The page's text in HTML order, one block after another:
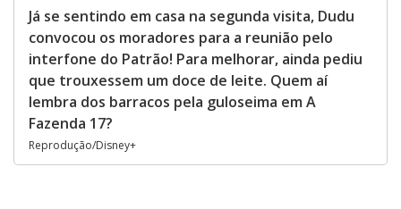
Já se sentindo em casa na segunda visita, Dudu
convocou os moradores para a reunião pelo
interfone do Patrão! Para melhorar, ainda pediu
que trouxessem um doce de leite. Quem aí
lembra dos barracos pela guloseima em A
Fazenda 17?
Reprodução/Disney+